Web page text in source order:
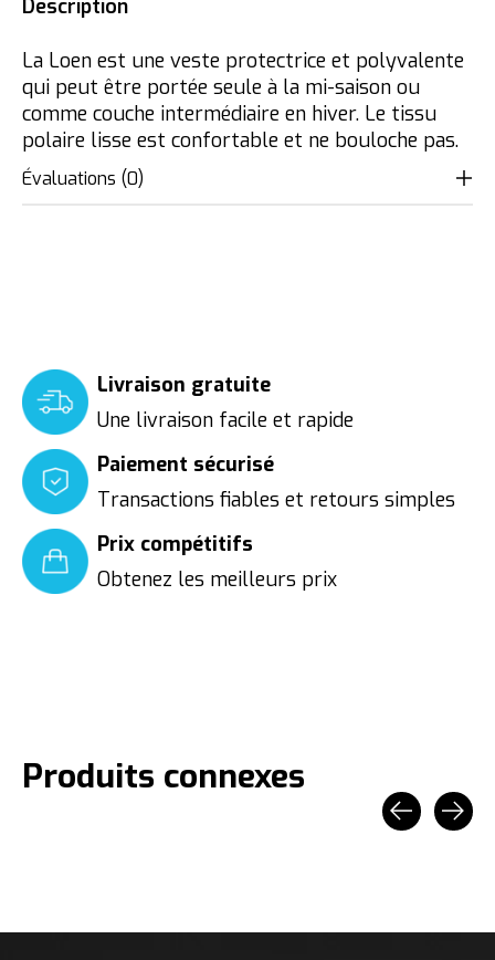
Description
La Loen est une veste protectrice et polyvalente
qui peut être portée seule à la mi-saison ou
comme couche intermédiaire en hiver. Le tissu
polaire lisse est confortable et ne bouloche pas.
Évaluations (0)
Livraison gratuite
Une livraison facile et rapide
Paiement sécurisé
Transactions fiables et retours simples
Prix compétitifs
Obtenez les meilleurs prix
Produits connexes